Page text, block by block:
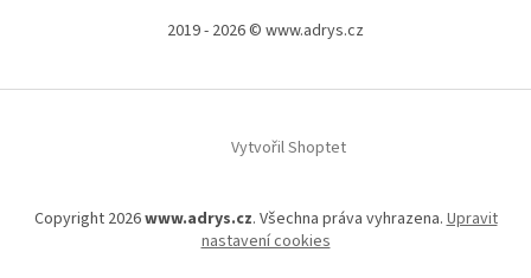
2019 - 2026 © www.adrys.cz
Vytvořil Shoptet
Copyright 2026www.adrys.cz. Všechna práva vyhrazena. Upravit
nastavení cookies